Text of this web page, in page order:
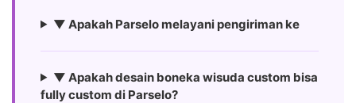
▼ Apakah Parselo melayani pengiriman ke
▼ Apakah desain boneka wisuda custom bisa
fully custom di Parselo?